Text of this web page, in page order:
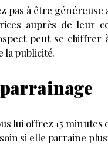
pas à être
auprès de leur
peut se
la publicité.
lui offrez 15
si elle parraine